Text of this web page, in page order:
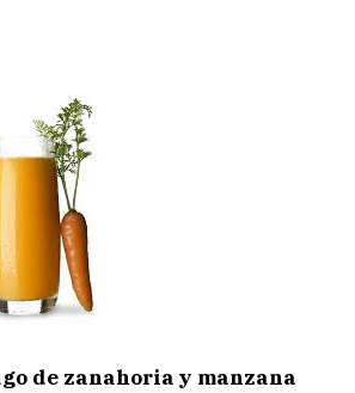
de zanahoria y manzana